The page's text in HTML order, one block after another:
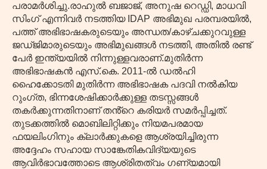
പരാമർശിച്ചു.രാഹുൽ ബജാജ്, അനുഷ റെഡ്ഡി, മാധവി
സിംഗ് എന്നിവർ നടത്തിയ IDAP അഭിമുഖ പരമ്പരയിൽ,
പത്ത് അഭിഭാഷകരുടെയും അന്ധത/കാഴ്ചക്കുറവുള്ള
ജഡ്ജിമാരുടെയും അഭിമുഖങ്ങൾ നടത്തി, അതിൽ രണ്ട്
പേർ ഇന്ത്യയിൽ നിന്നുള്ളവരാണ്.മുതിർന്ന
അഭിഭാഷകൻ എസ്.കെ. 2011-ൽ ഡൽഹി
ഹൈക്കോടതി മുതിർന്ന അഭിഭാഷക പദവി നൽകിയ
റുംഗ്ത, ഭിന്നശേഷിക്കാർക്കുള്ള തടസ്സങ്ങൾ
തകർക്കുന്നതിനാണ് തൻ്റെ കരിയർ സമർപ്പിച്ചത്.
തുടക്കത്തിൽ മൊബിലിറ്റിക്കും നിയമപരമായ
ഫയലിംഗിനും ക്ലാർക്കുകളെ ആശ്രയിച്ചിരുന്ന
അദ്ദേഹം സഹായ സാങ്കേതികവിദ്യയുടെ
ആവിർഭാവത്തോടെ ആശ്രിതത്വം ഗണ്യമായി